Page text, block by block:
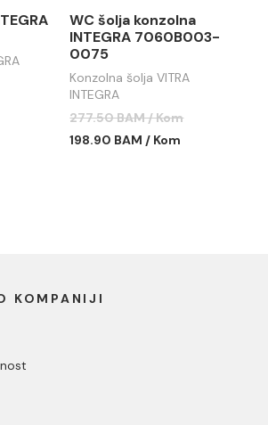
WC šolja konzolna
INTEGRA 7060B003-
0075
Konzolna šolja VITRA
INTEGRA
277.50 BAM / Kom
198.90 BAM / Kom
KOMPANIJI